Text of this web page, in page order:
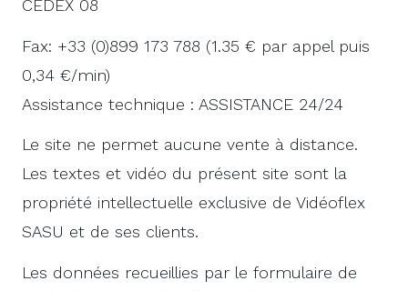
CEDEX 08
Fax: +33 (0)899 173 788 (1.35 € par appel puis
0,34 €/min)
Assistance technique : ASSISTANCE 24/24
Le site ne permet aucune vente à distance.
Les textes et vidéo du présent site sont la
propriété intellectuelle exclusive de Vidéoflex
SASU et de ses clients.
Les données recueillies par le formulaire de